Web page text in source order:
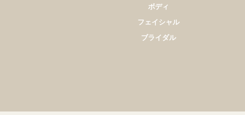
ボディ
フェイシャル
ブライダル